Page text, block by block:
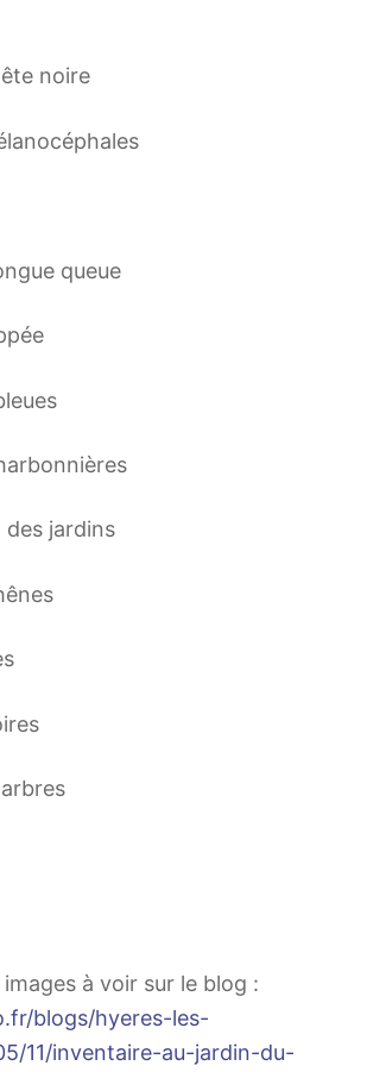
noire
queue
des jardins
à voir sur le blog :
blogs/hyeres-les-
11/inventaire-au-jardin-du-